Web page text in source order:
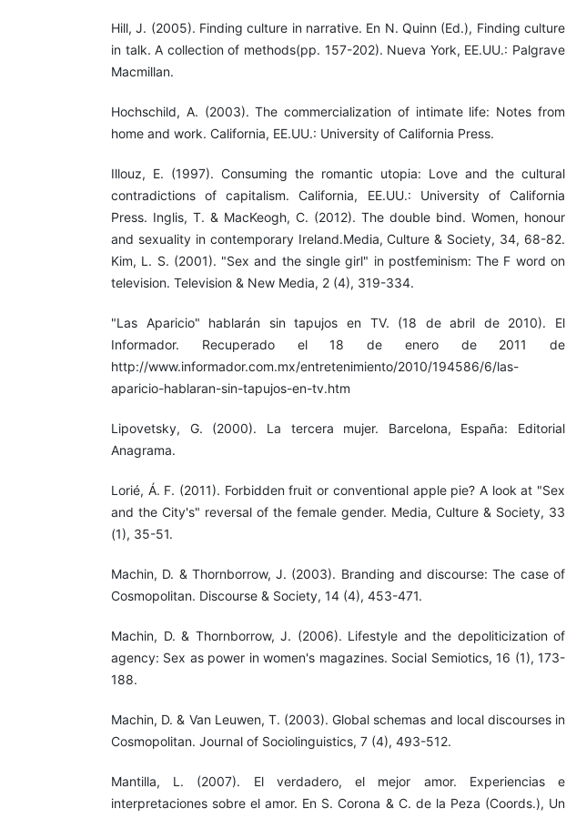
Hill, J. (2005). Finding culture in narrative. En N. Quinn (Ed.), Finding culture
in talk. A collection of methods(pp. 157-202). Nueva York, EE.UU.: Palgrave
Macmillan.
Hochschild, A. (2003). The commercialization of intimate life: Notes from
home and work. California, EE.UU.: University of California Press.
Illouz, E. (1997). Consuming the romantic utopia: Love and the cultural
contradictions of capitalism. California, EE.UU.: University of California
Press. Inglis, T. & MacKeogh, C. (2012). The double bind. Women, honour
and sexuality in contemporary Ireland.Media, Culture & Society, 34, 68-82.
Kim, L. S. (2001). "Sex and the single girl" in postfeminism: The F word on
television. Television & New Media, 2 (4), 319-334.
"Las Aparicio" hablarán sin tapujos en TV. (18 de abril de 2010). El
Informador. Recuperado el 18 de enero de 2011 de
http://www.informador.com.mx/entretenimiento/2010/194586/6/las-
aparicio-hablaran-sin-tapujos-en-tv.htm
Lipovetsky, G. (2000). La tercera mujer. Barcelona, España: Editorial
Anagrama.
Lorié, Á. F. (2011). Forbidden fruit or conventional apple pie? A look at "Sex
and the City's" reversal of the female gender. Media, Culture & Society, 33
(1), 35-51.
Machin, D. & Thornborrow, J. (2003). Branding and discourse: The case of
Cosmopolitan. Discourse & Society, 14 (4), 453-471.
Machin, D. & Thornborrow, J. (2006). Lifestyle and the depoliticization of
agency: Sex as power in women's magazines. Social Semiotics, 16 (1), 173-
188.
Machin, D. & Van Leuwen, T. (2003). Global schemas and local discourses in
Cosmopolitan. Journal of Sociolinguistics, 7 (4), 493-512.
Mantilla, L. (2007). El verdadero, el mejor amor. Experiencias e
interpretaciones sobre el amor. En S. Corona & C. de la Peza (Coords.), Un